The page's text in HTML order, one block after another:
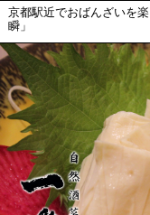
京都駅近でおばんざいを
瞬」